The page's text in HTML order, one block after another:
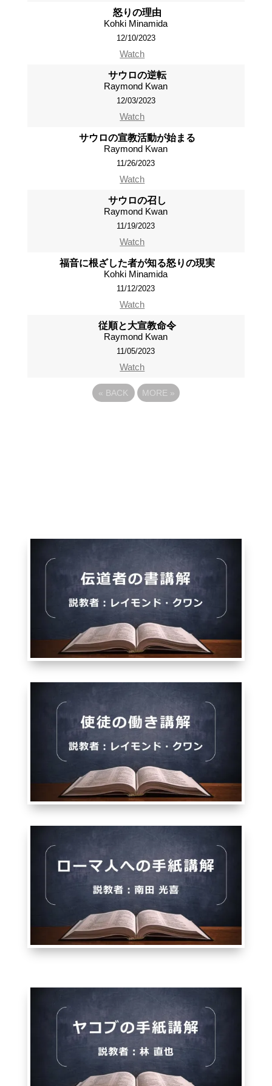
怒りの理由
Kohki Minamida
12/10/2023
Watch
サウロの逆転
Raymond Kwan
12/03/2023
Watch
サウロの宣教活動が始まる
Raymond Kwan
11/26/2023
Watch
サウロの召し
Raymond Kwan
11/19/2023
Watch
福音に根ざした者が知る怒りの現実
Kohki Minamida
11/12/2023
Watch
従順と大宣教命令
Raymond Kwan
11/05/2023
Watch
« BACK MORE »